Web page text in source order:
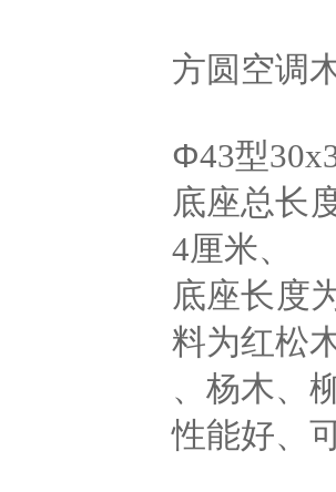
方圆空调
Φ43型
底座总长
4厘米、
底座长度
料为红松
、杨木、
性能好、